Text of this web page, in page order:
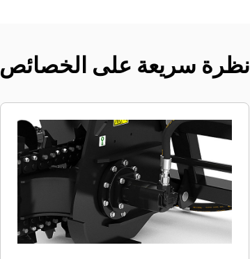
نظرة سريعة على الخصائص